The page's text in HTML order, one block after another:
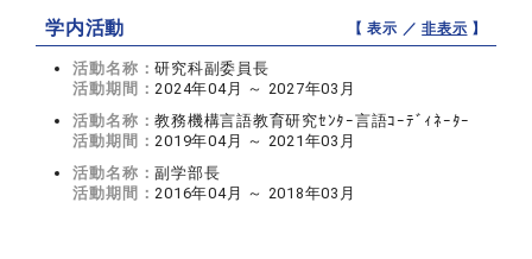
学内活動 【 表示 ／非表示 】
活動名称：研究科副委員長
活動期間：2024年04月 ～ 2027年03月
活動名称：教務機構言語教育研究ｾﾝﾀｰ言語ｺｰﾃﾞｨﾈｰﾀｰ
活動期間：2019年04月 ～ 2021年03月
活動名称：副学部長
活動期間：2016年04月 ～ 2018年03月